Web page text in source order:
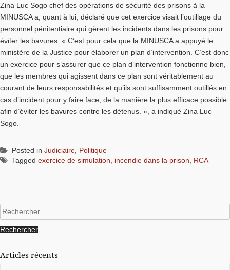
Zina Luc Sogo chef des opérations de sécurité des prisons à la
MINUSCA a, quant à lui, déclaré que cet exercice visait l’outillage du
personnel pénitentiaire qui gèrent les incidents dans les prisons pour
éviter les bavures. « C’est pour cela que la MINUSCA a appuyé le
ministère de la Justice pour élaborer un plan d’intervention. C’est donc
un exercice pour s’assurer que ce plan d’intervention fonctionne bien,
que les membres qui agissent dans ce plan sont véritablement au
courant de leurs responsabilités et qu’ils sont suffisamment outillés en
cas d’incident pour y faire face, de la manière la plus efficace possible
afin d’éviter les bavures contre les détenus. », a indiqué Zina Luc
Sogo.
Posted in Judiciaire Politique
Tagged exercice de simulation incendie dans la prison RCA
Rechercher :
Articles récents